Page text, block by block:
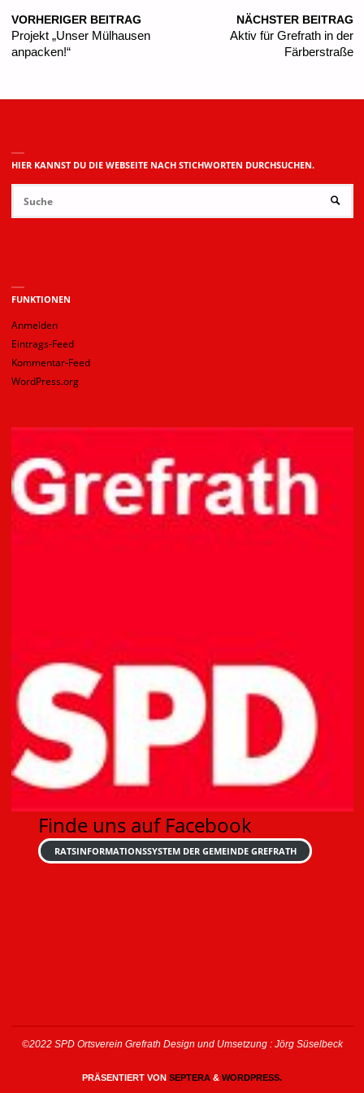
VORHERIGER BEITRAG
Projekt „Unser Mülhausen
anpacken!“
NÄCHSTER BEITRAG
Aktiv für Grefrath in der
Färberstraße
HIER KANNST DU DIE WEBSEITE NACH STICHWORTEN DURCHSUCHEN.
SUCHE
FUNKTIONEN
Anmelden
Eintrags-Feed
Kommentar-Feed
WordPress.org
Finde uns auf Facebook
RATSINFORMATIONSSYSTEM DER GEMEINDE GREFRATH
©2022 SPD Ortsverein Grefrath Design und Umsetzung : Jörg Süselbeck
PRÄSENTIERT VON SEPTERA & WORDPRESS.